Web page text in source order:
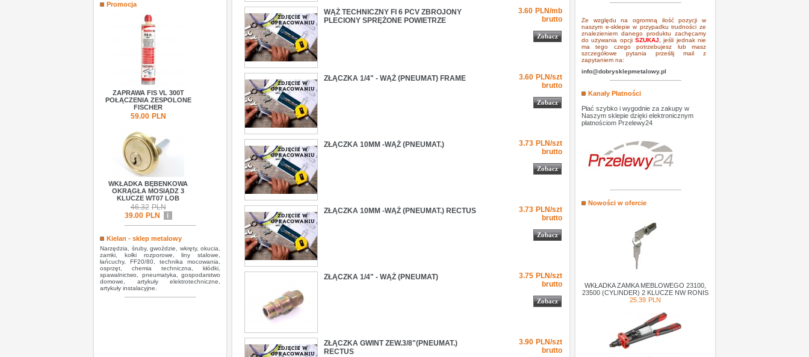
Promocja
ZAPRAWA FIS VL 300T
POŁĄCZENIA ZESPOLONE
FISCHER
59.00 PLN
WKŁADKA BĘBENKOWA
OKRĄGŁA MOSIĄDZ 3
KLUCZE WT07 LOB
46.32 PLN
39.00 PLN i
Kielan - sklep metalowy
Narzędzia, śruby, gwoździe, wkręty, okucia,
zamki, kołki rozporowe, liny stalowe,
łańcuchy, FF20/80, technika mocowania,
osprzęt, chemia techniczna, kłódki,
spawalnictwo, pneumatyka, gospodarstwo
domowe, artykuły elektrotechniczne,
artykuły instalacyjne.
WĄŻ TECHNICZNY FI 6 PCV ZBROJONY
PLECIONY SPRĘŻONE POWIETRZE
3.60 PLN/mb
brutto
Zobacz
ZŁĄCZKA 1/4" - WĄŻ (PNEUMAT) FRAME 3.60 PLN/szt
brutto
Zobacz
3.60 3.60 PLNszt
ZŁĄCZKA 10MM -WĄŻ (PNEUMAT.) 3.73 PLN/szt
brutto
Zobacz
ZŁĄCZKA 10MM -WĄŻ (PNEUMAT.) RECTUS 3.73 PLN/szt
brutto
Zobacz
3.73 3.73 PLNszt
ZŁĄCZKA 1/4" - WĄŻ (PNEUMAT) 3.75 PLN/szt
brutto
Zobacz
ZŁĄCZKA GWINT ZEW.3/8"(PNEUMAT.)
RECTUS
3.90 PLN/szt
brutto
PLNszt
Ze względu na ogromną ilość pozycji w
naszym e-sklepie w przypadku trudności ze
znalezieniem danego produktu zachęcamy
do używania opcjiSZUKAJ ,jeśli jednak nie
ma tego czego potrzebujesz lub masz
szczegółowe pytania prześlij mail z
zapytaniem na:
info@dobrysklepmetalowy.pl
Kanały Płatności
Płać szybko i wygodnie za zakupy w
Naszym sklepie dzięki elektronicznym
płatnościom Przelewy24
Nowości w ofercie
WKŁADKA ZAMKA MEBLOWEGO 23100,
23500 (CYLINDER) 2 KLUCZE NW RONIS
25.39 PLN